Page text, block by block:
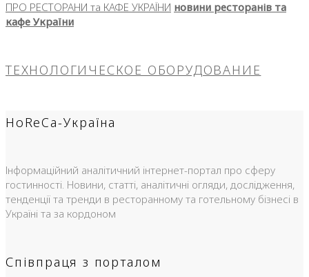
ПРО РЕСТОРАНИ та КАФЕ УКРАЇНИ новини ресторанів та
кафе України
ТЕХНОЛОГИЧЕСКОЕ ОБОРУДОВАНИЕ
HoReCa-Україна
Інформаційний аналітичний інтернет-портал про сферу
гостинності. Новини, статті, аналітичні огляди, дослідження,
тенденції та тренди в ресторанному та готельному бізнесі в
Україні та за кордоном
Співпраця з порталом